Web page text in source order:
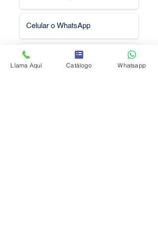
Llama Aquí Catálogo Whatsapp